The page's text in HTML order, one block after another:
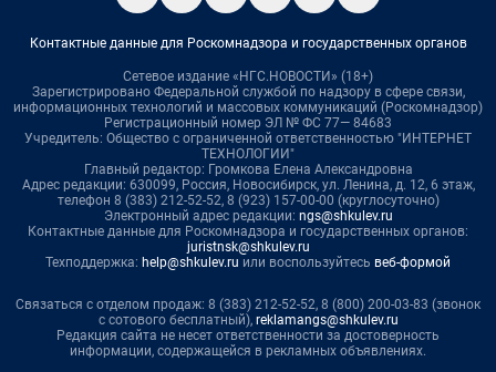
Контактные данные для Роскомнадзора и государственных органов
Сетевое издание «НГС.НОВОСТИ» (18+)
Зарегистрировано Федеральной службой по надзору в сфере связи,
информационных технологий и массовых коммуникаций (Роскомнадзор)
Регистрационный номер ЭЛ № ФС 77— 84683
Учредитель: Общество с ограниченной ответственностью "ИНТЕРНЕТ
ТЕХНОЛОГИИ"
Главный редактор: Громкова Елена Александровна
Адрес редакции: 630099, Россия, Новосибирск, ул. Ленина, д. 12, 6 этаж,
телефон 8 (383) 212-52-52, 8 (923) 157-00-00 (круглосуточно)
Электронный адрес редакции: ngs@shkulev.ru
Контактные данные для Роскомнадзора и государственных органов:
juristnsk@shkulev.ru
Техподдержка: help@shkulev.ru или воспользуйтесь веб-формой
Связаться с отделом продаж: 8 (383) 212-52-52, 8 (800) 200-03-83 (звонок
с сотового бесплатный), reklamangs@shkulev.ru
Редакция сайта не несет ответственности за достоверность
информации, содержащейся в рекламных объявлениях.